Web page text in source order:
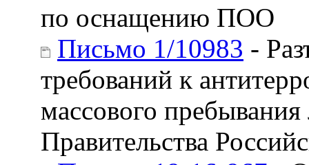
по оснащению ПОО
Письмо 1/10983 -
требований к
массового
Правительства